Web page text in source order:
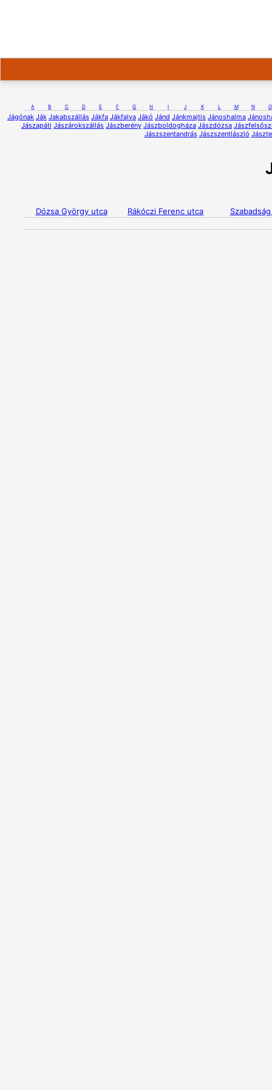
A B C D E F G H I J K L M N O
Jágónak Ják Jakabszállás Jákfa Jákfalva Jákó Jánd Jánkmajtis Jánoshalma
Jászapáti Jászárokszállás Jászberény Jászboldogháza Jászdózsa
Jászszentandrás Jászszentlászló
Dózsa György utca Rákóczi Ferenc utca